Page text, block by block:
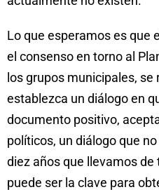
Lo que esperamos es que
el consenso en torno al
los grupos municipales, se
establezca un diálogo en
documento positivo,
políticos, un diálogo que
diez años que llevamos
puede ser la clave para